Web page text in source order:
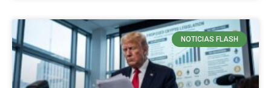
NOTICIAS FLASH